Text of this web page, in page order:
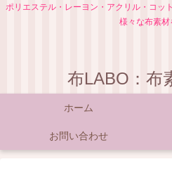
ポリエステル・レーヨン・アクリル・コッ
様々な布素材
布LABO：布
ホーム
お問い合わせ